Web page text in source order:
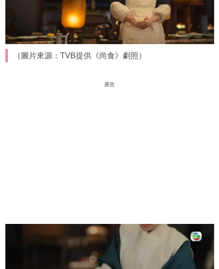
（圖片來源：TVB提供《尚食》劇照）
廣告